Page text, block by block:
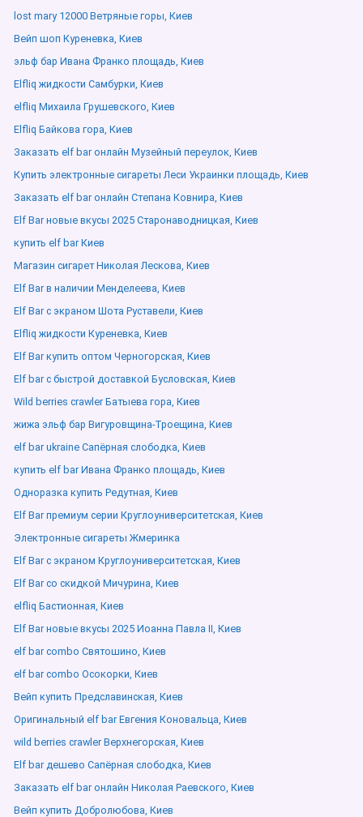
lost mary 12000 Ветряные горы, Киев
Вейп шоп Куреневка, Киев
эльф бар Ивана Франко площадь, Киев
Elfliq жидкости Самбурки, Киев
elfliq Михаила Грушевского, Киев
Elfliq Байкова гора, Киев
Заказать elf bar онлайн Музейный переулок, Киев
Купить электронные сигареты Леси Украинки площадь, Киев
Заказать elf bar онлайн Степана Ковнира, Киев
Elf Bar новые вкусы 2025 Старонаводницкая, Киев
купить elf bar Киев
Магазин сигарет Николая Лескова, Киев
Elf Bar в наличии Менделеева, Киев
Elf Bar с экраном Шота Руставели, Киев
Elfliq жидкости Куреневка, Киев
Elf Bar купить оптом Черногорская, Киев
Elf bar с быстрой доставкой Бусловская, Киев
Wild berries crawler Батыева гора, Киев
жижа эльф бар Вигуровщина-Троещина, Киев
elf bar ukraine Сапёрная слободка, Киев
купить elf bar Ивана Франко площадь, Киев
Одноразка купить Редутная, Киев
Elf Bar премиум серии Круглоуниверситетская, Киев
Электронные сигареты Жмеринка
Elf Bar с экраном Круглоуниверситетская, Киев
Elf Bar со скидкой Мичурина, Киев
elfliq Бастионная, Киев
Elf Bar новые вкусы 2025 Иоанна Павла ІІ, Киев
elf bar combo Святошино, Киев
elf bar combo Осокорки, Киев
Вейп купить Предславинская, Киев
Оригинальный elf bar Евгения Коновальца, Киев
wild berries crawler Верхнегорская, Киев
Elf bar дешево Сапёрная слободка, Киев
Заказать elf bar онлайн Николая Раевского, Киев
Вейп купить Добролюбова, Киев